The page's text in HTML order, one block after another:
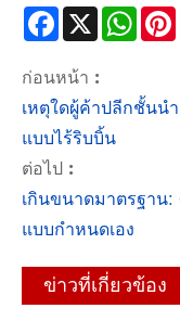
Facebook
X
ก่อนหน้า :
เหตุใดผู้ค้าปลีกชั้นน
แบบไร้ริบบิ้น
ต่อไป :
เกินขนาดมาตรฐาน
แบบกำหนดเอง
ข่าวที่เกี่ยวข้อง